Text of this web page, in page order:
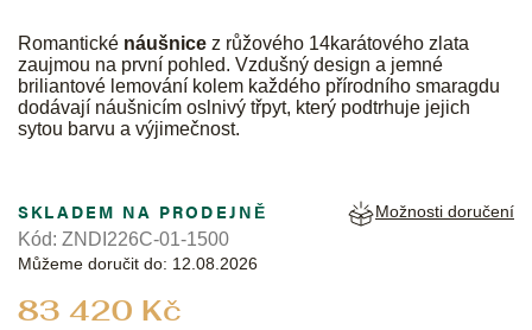
Romantické náušnice z růžového 14karátového zlata
zaujmou na první pohled. Vzdušný design a jemné
briliantové lemování kolem každého přírodního smaragdu
dodávají náušnicím oslnivý třpyt, který podtrhuje jejich
sytou barvu a výjimečnost.
83 420 Kč
SKLADEM NA PRODEJNĚ
Můžeme doručit do: 12.08.2026
Možnosti doručení
Kód: ZNDI226C-01-1500